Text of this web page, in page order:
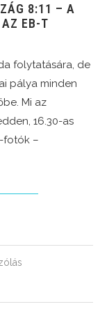
8:11 – A
AZ EB-T
folytatására, de
pálya minden
Mi az
16.30-as
fotók –